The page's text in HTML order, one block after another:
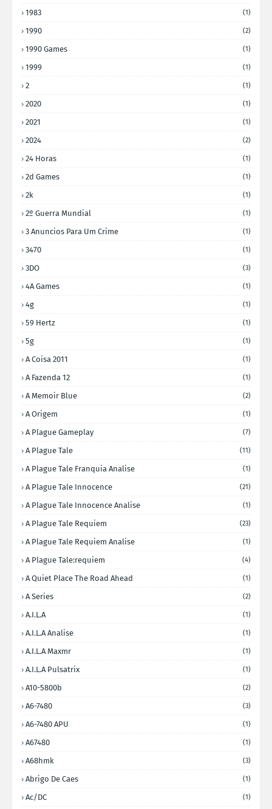
1983 (1)
1990 (2)
1990 Games (1)
1999 (1)
2 (1)
2020 (1)
2021 (1)
2024 (2)
24 Horas (1)
2d Games (1)
2k (1)
2º Guerra Mundial (1)
3 Anuncios Para Um Crime (1)
3470 (1)
3DO (3)
4A Games (1)
4g (1)
59 Hertz (1)
5g (1)
A Coisa 2011 (1)
A Fazenda 12 (1)
A Memoir Blue (2)
A Origem (1)
A Plague Gameplay (7)
A Plague Tale (11)
A Plague Tale Franquia Analise (1)
A Plague Tale Innocence (21)
A Plague Tale Innocence Analise (1)
A Plague Tale Requiem (23)
A Plague Tale Requiem Analise (1)
A Plague Tale:requiem (4)
A Quiet Place The Road Ahead (1)
A Series (2)
A.I.L.A (1)
A.I.L.A Analise (1)
A.I.L.A Maxmr (1)
A.I.L.A Pulsatrix (1)
A10-5800b (2)
A6-7480 (3)
A6-7480 APU (1)
A67480 (1)
A68hmk (3)
Abrigo De Caes (1)
Ac/DC (1)